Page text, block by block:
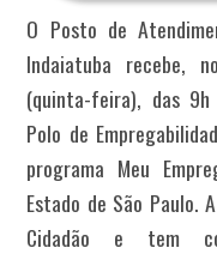
O Posto de
Indaiatuba recebe,
(quinta-feira), das
Polo de
programa Meu
Estado de São Paulo.
Cidadão e tem